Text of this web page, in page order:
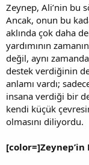
Zeynep, Ali’nin bu
Ancak, onun bu
aklında çok daha
yardımının
değil, aynı
destek verdiğinin
anlamı vardı;
insana verdiği bir
kendi küçük
olmasını diliyordu.
[color=]Zeynep’in